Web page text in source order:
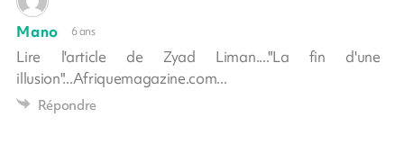
Mano 6 ans
Lire l'article de Zyad Liman...."La fin d'une
illusion"...Afriquemagazine.com...
Répondre